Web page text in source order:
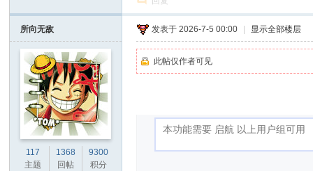
所向无敌
117
主题
1368
回帖
9300
积分
发表于 2026-7-5 00:00 显示全部楼层
此帖仅作者可见